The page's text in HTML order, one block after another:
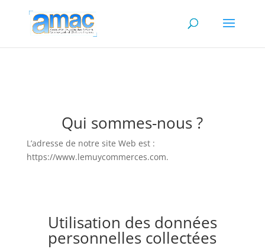
Qui sommes-nous ?
L’adresse de notre site Web est :
https://www.lemuycommerces.com.
Utilisation des données
personnelles collectées